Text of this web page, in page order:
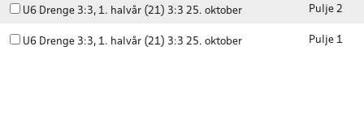
U6 Drenge 3:3, 1. halvår (21) 3:3 25. oktober Pulje 2
U6 Drenge 3:3, 1. halvår (21) 3:3 25. oktober Pulje 1